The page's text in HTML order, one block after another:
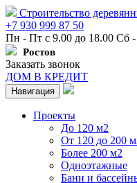
Строительство
+7 930 999 87 50
Пн - Пт с 9.00 до 18.00 Сб
Ростов
Заказать звонок
ДОМ В КРЕДИТ
Навигация
Проекты
До 120 м2
От 120 до 200
Более 200 м2
Одноэтажные
Бани и